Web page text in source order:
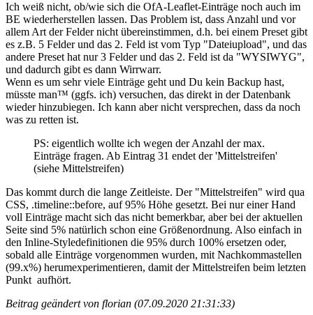
Ich weiß nicht, ob/wie sich die OfA-Leaflet-Einträge noch auch im
BE wiederherstellen lassen. Das Problem ist, dass Anzahl und vor
allem Art der Felder nicht übereinstimmen, d.h. bei einem Preset gibt
es z.B. 5 Felder und das 2. Feld ist vom Typ "Dateiupload", und das
andere Preset hat nur 3 Felder und das 2. Feld ist da "WYSIWYG",
und dadurch gibt es dann Wirrwarr.
Wenn es um sehr viele Einträge geht und Du kein Backup hast,
müsste man™ (ggfs. ich) versuchen, das direkt in der Datenbank
wieder hinzubiegen. Ich kann aber nicht versprechen, dass da noch
was zu retten ist.
PS: eigentlich wollte ich wegen der Anzahl der max.
Einträge fragen. Ab Eintrag 31 endet der 'Mittelstreifen'
(siehe Mittelstreifen)
Das kommt durch die lange Zeitleiste. Der "Mittelstreifen" wird qua
CSS, .timeline::before, auf 95% Höhe gesetzt. Bei nur einer Hand
voll Einträge macht sich das nicht bemerkbar, aber bei der aktuellen
Seite sind 5% natürlich schon eine Größenordnung. Also einfach in
den Inline-Styledefinitionen die 95% durch 100% ersetzen oder,
sobald alle Einträge vorgenommen wurden, mit Nachkommastellen
(99.x%) herumexperimentieren, damit der Mittelstreifen beim letzten
Punkt aufhört.
Beitrag geändert von florian (07.09.2020 21:31:33)